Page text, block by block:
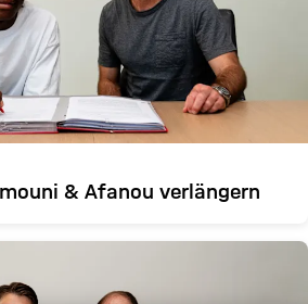
& Afanou verlängern